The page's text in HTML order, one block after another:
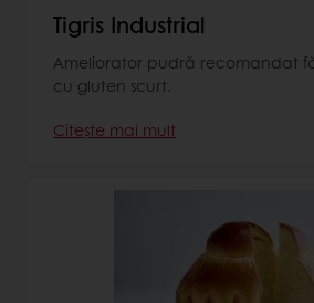
Tigris Industrial
Ameliorator pudră recomandat
cu gluten scurt.
Citește mai mult